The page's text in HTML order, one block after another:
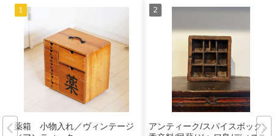
薬箱 小物入れ／ヴィンテージ
アンティーク/スパイスボックス/